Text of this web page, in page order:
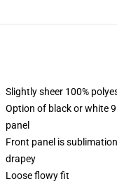
Slightly sheer 100%
Option of black or white
panel
Front panel is
drapey
Loose flowy fit